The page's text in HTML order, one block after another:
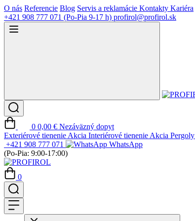
O nás Referencie Blog Servis a reklamácie Kontakty Kariéra
+421 908 777 071 (Po-Pia 9-17 h) profirol@profirol.sk
0 0,00 € Nezáväzný dopyt
Exteriérové tienenie Akcia Interiérové tienenie Akcia Pergoly
+421 908 777 071
WhatsApp
(Po-Pia: 9:00-17:00)
0